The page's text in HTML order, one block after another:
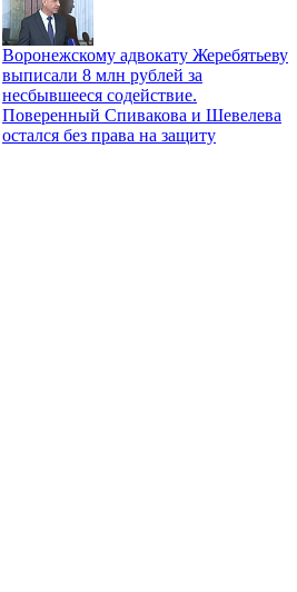
Воронежскому адвокату Жеребятьеву
выписали 8 млн рублей за
несбывшееся содействие.
Поверенный Спивакова и Шевелева
остался без права на защиту